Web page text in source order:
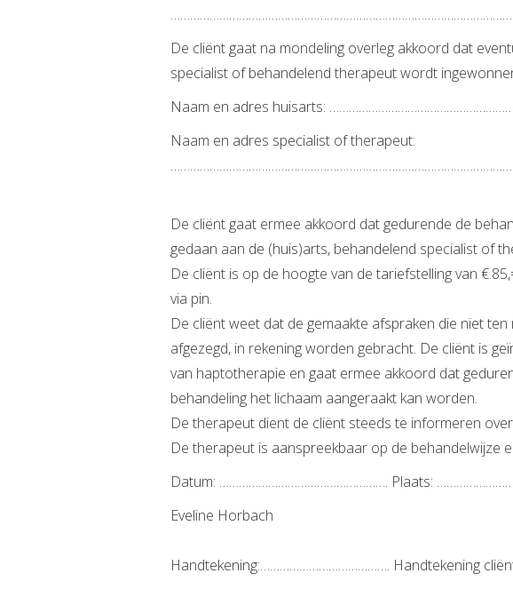
De cliënt gaat na mondeling overleg akkoord dat
specialist of behandelend therapeut wordt
Naam en adres huisarts:
Naam en adres specialist of therapeut:
De cliënt gaat ermee akkoord dat gedurende de
gedaan aan de (huis)arts, behandelend specialist of
De cliënt is op de hoogte van de tariefstelling van
via pin.
De cliënt weet dat de gemaakte afspraken die niet
afgezegd, in rekening worden gebracht. De cliënt is
van haptotherapie en gaat ermee akkoord dat
behandeling het lichaam aangeraakt kan worden.
De therapeut dient de cliënt steeds te informeren
De therapeut is aanspreekbaar op de behandelwijze
Datum: ……………………………………………. Plaats:
Eveline Horbach
Handtekening:…………………………………. Handtekening